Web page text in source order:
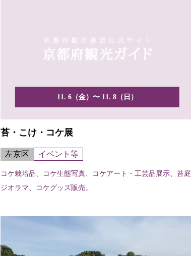
11. 6（金）〜 11. 8（日）
苔・こけ・コケ展
左京区 イベント等
コケ栽培品、コケ生態写真、コケアート・工芸品展示、苔庭
ジオラマ、コケグッズ販売。